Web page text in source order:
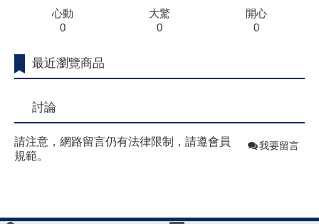
心動
0
大驚
0
開心
0
最近瀏覽商品
討論
請注意，網路留言仍有法律限制，請遵會員
規範。
我要留言